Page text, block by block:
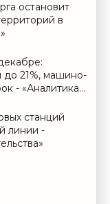
остановит
в
до 21%, машино-
- «Аналитика
станций
линии -